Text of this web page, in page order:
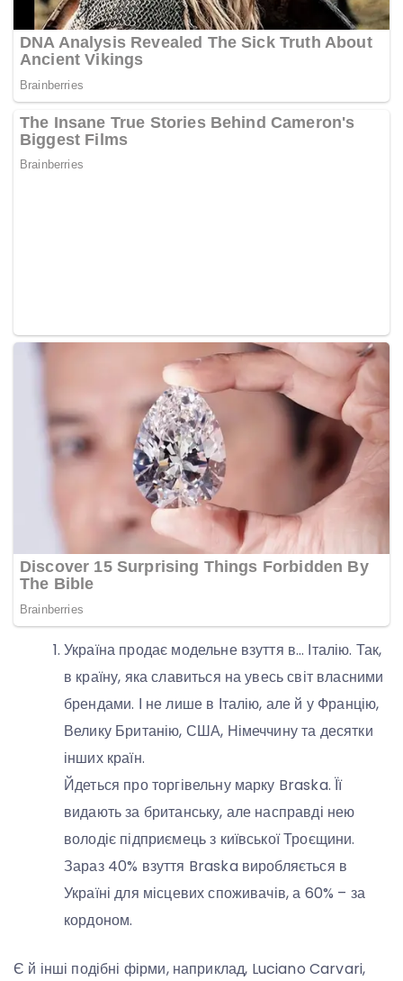
Україна продає модельне взуття в… Італію. Так,
в країну, яка славиться на увесь світ власними
брендами. І не лише в Італію, але й у Францію,
Велику Британію, США, Німеччину та десятки
інших країн.
Йдеться про торгівельну марку Braska. Її
видають за британську, але насправді нею
володіє підприємець з київської Троєщини.
Зараз 40% взуття Braska виробляється в
Україні для місцевих споживачів, а 60% – за
кордоном.
Є й інші подібні фірми, наприклад, Luciano Carvari,